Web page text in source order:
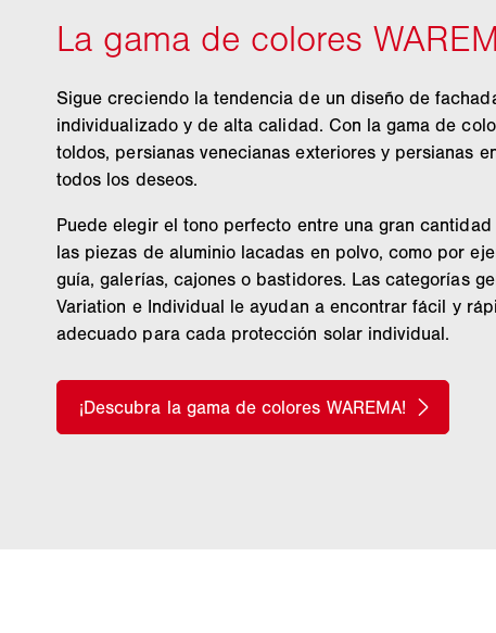
RAL 7022 Gris sombra
RAL 9006 Aluminio
blanco mate
RAL 7038 Gris ágata
RAL 1015 Marfil
RAL 7038 Gris
500 Gris ágata
Sigue creciendo la tendencia de un diseño de
individualizado y de alta calidad. Con la gama de
toldos, persianas venecianas exteriores y persianas
todos los deseos.
Puede elegir el tono perfecto entre una gran
las piezas de aluminio lacadas en polvo, como por
guía, galerías, cajones o bastidores. Las categorías
Variation e Individual le ayudan a encontrar fácil y
adecuado para cada protección solar individual.